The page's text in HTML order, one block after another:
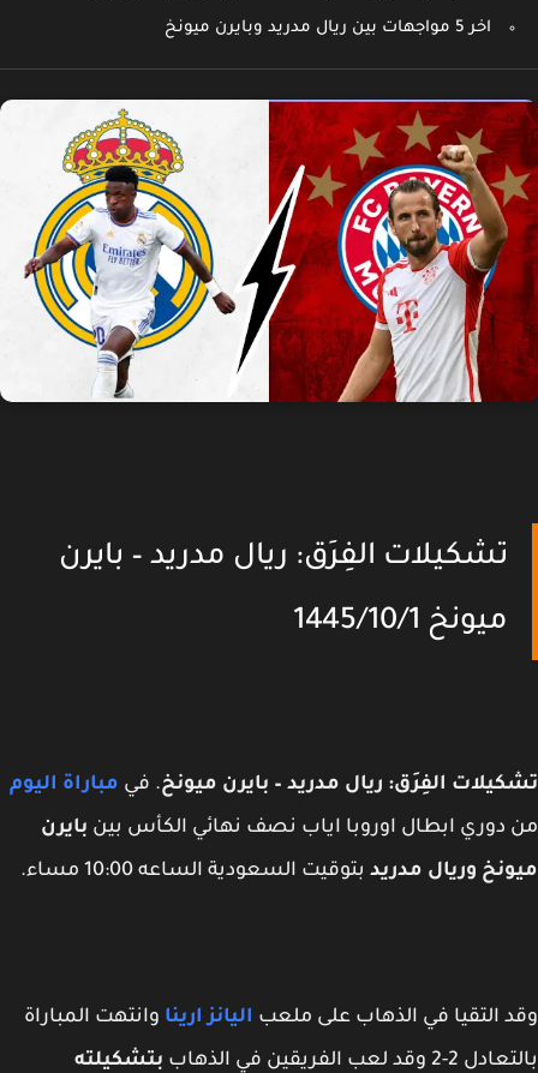
اخر 5 مواجهات بين ريال مدريد وبايرن ميونخ
تشكيلات الفِرَق: ريال مدريد – بايرن
ميونخ 1445/10/1
الفِرَق: ريال مدريد – بايرن ميونخ. فيمباراة اليوم
دوري ابطال اوروبا اياب نصف نهائي الكأس بينبايرن
وريال مدريدبتوقيت السعودية الساعه 10:00 مساء.
التقيا في الذهاب على ملعباليانز اريناوانتهت المباراة
وقد لعب الفريقين في الذهاب
بتشكيلته